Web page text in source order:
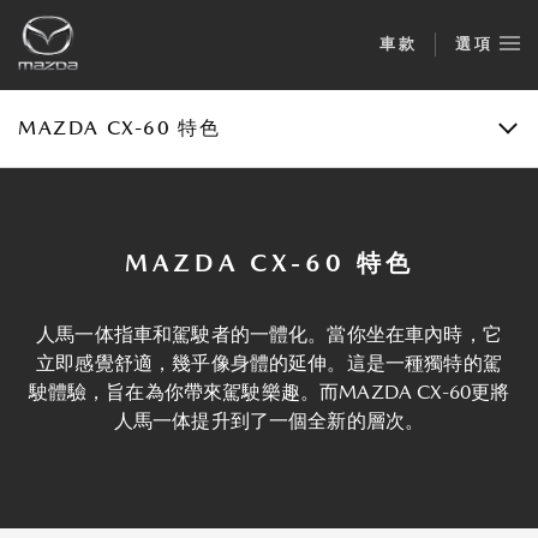
車款 選項
MAZDA CX-60 特色
MAZDA CX-60 特色
人馬一体指車和駕駛者的一體化。當你坐在車內時，它
立即感覺舒適，幾乎像身體的延伸。這是一種獨特的駕
駛體驗，旨在為你帶來駕駛樂趣。而MAZDA CX-60更將
人馬一体提升到了一個全新的層次。